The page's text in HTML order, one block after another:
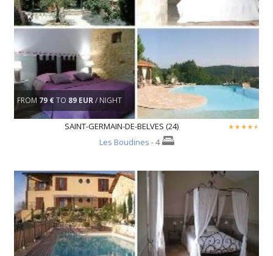
FROM 79 €TO 89 EUR/ NIGHT
SAINT-GERMAIN-DE-BELVES (24)
Les Boudines - 4